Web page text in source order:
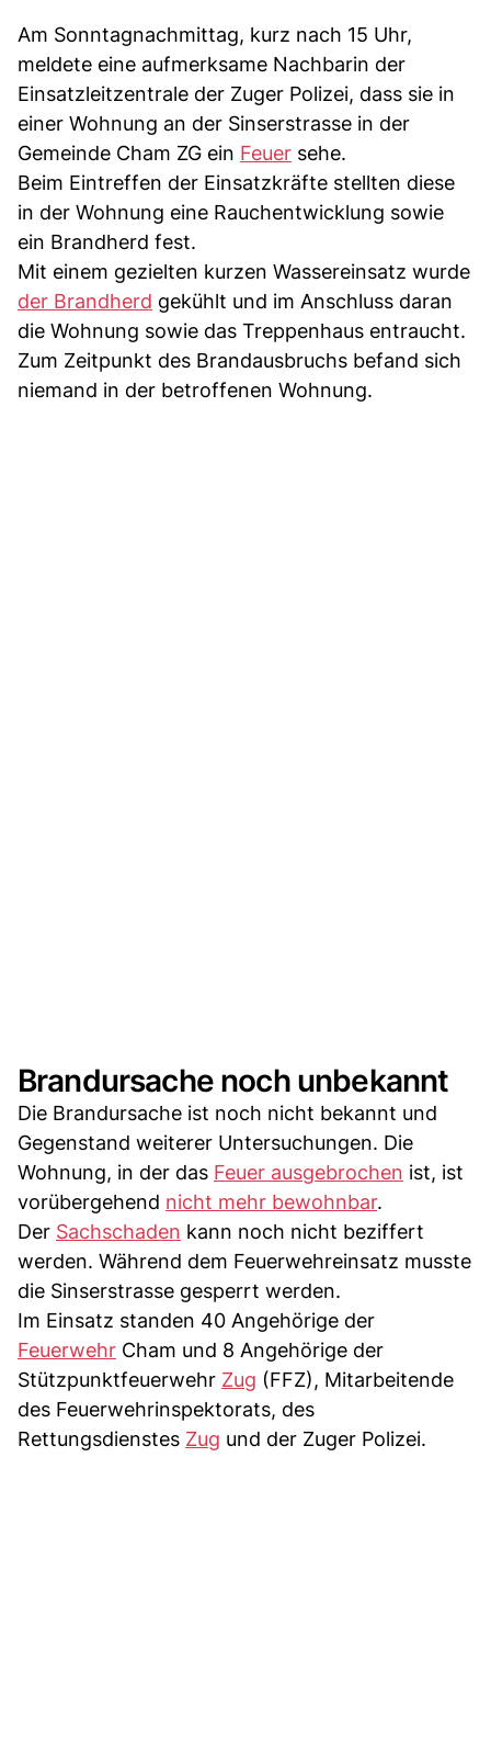
Am Sonntagnachmittag, kurz nach 15 Uhr,
meldete eine aufmerksame Nachbarin der
Einsatzleitzentrale der Zuger Polizei, dass sie in
einer Wohnung an der Sinserstrasse in der
Gemeinde Cham ZG ein Feuer sehe.
Beim Eintreffen der Einsatzkräfte stellten diese
in der Wohnung eine Rauchentwicklung sowie
ein Brandherd fest.
Mit einem gezielten kurzen Wassereinsatz wurde
der Brandherd gekühlt und im Anschluss daran
die Wohnung sowie das Treppenhaus entraucht.
Zum Zeitpunkt des Brandausbruchs befand sich
niemand in der betroffenen Wohnung.
Brandursache noch unbekannt
Die Brandursache ist noch nicht bekannt und
Gegenstand weiterer Untersuchungen. Die
Wohnung, in der das Feuer ausgebrochen ist, ist
vorübergehend nicht mehr bewohnbar.
Der Sachschaden kann noch nicht beziffert
werden. Während dem Feuerwehreinsatz musste
die Sinserstrasse gesperrt werden.
Im Einsatz standen 40 Angehörige der
Feuerwehr Cham und 8 Angehörige der
Stützpunktfeuerwehr Zug (FFZ), Mitarbeitende
des Feuerwehrinspektorats, des
Rettungsdienstes Zug und der Zuger Polizei.